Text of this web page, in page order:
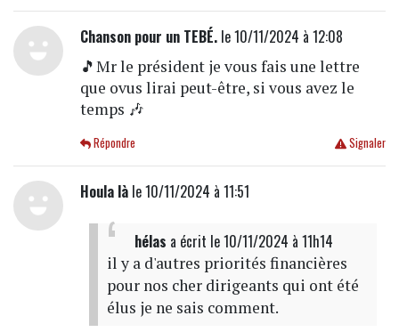
Chanson pour un TEBÉ.le 10/11/2024 à 12:08
🎵Mr le président je vous fais une lettre
que ovus lirai peut-être, si vous avez le
temps 🎶
Signaler
Répondre
Houla làle 10/11/2024 à 11:51
hélas a écrit le 10/11/2024 à 11h14
il y a d'autres priorités financières
pour nos cher dirigeants qui ont été
élus je ne sais comment.